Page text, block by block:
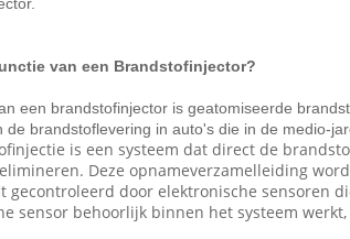
van een Brandstofinjector?
een brandstofinjector is geatomiseerde
de brandstoflevering in auto's die in de medio-
is een systeem dat direct de
Deze opnameverzamelleiding
gecontroleerd door elektronische sensoren
sensor behoorlijk binnen het systeem